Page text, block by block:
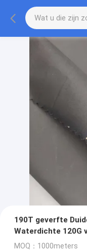
190T geverfte
Waterdichte 120G
MOQ：1000meters